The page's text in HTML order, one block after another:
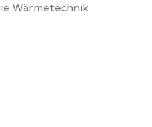
Wärmetechnik